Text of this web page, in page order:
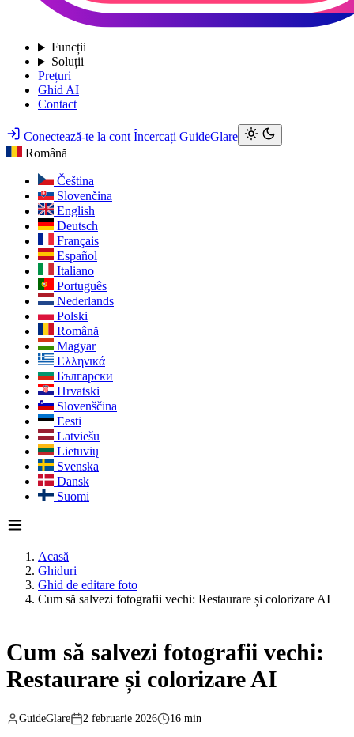
Funcții
Soluții
Prețuri
Ghid AI
Contact
Conectează-te la cont Încercați GuideGlare
Română
Čeština
Slovenčina
English
Deutsch
Français
Español
Italiano
Português
Nederlands
Polski
Română
Magyar
Ελληνικά
Български
Hrvatski
Slovenščina
Eesti
Latviešu
Lietuvių
Svenska
Dansk
Suomi
Acasă
Ghiduri
Ghid de editare foto
Cum să salvezi fotografii vechi: Restaurare și colorizare AI
Cum să salvezi fotografii vechi:
Restaurare și colorizare AI
GuideGlare 2 februarie 2026 16 min